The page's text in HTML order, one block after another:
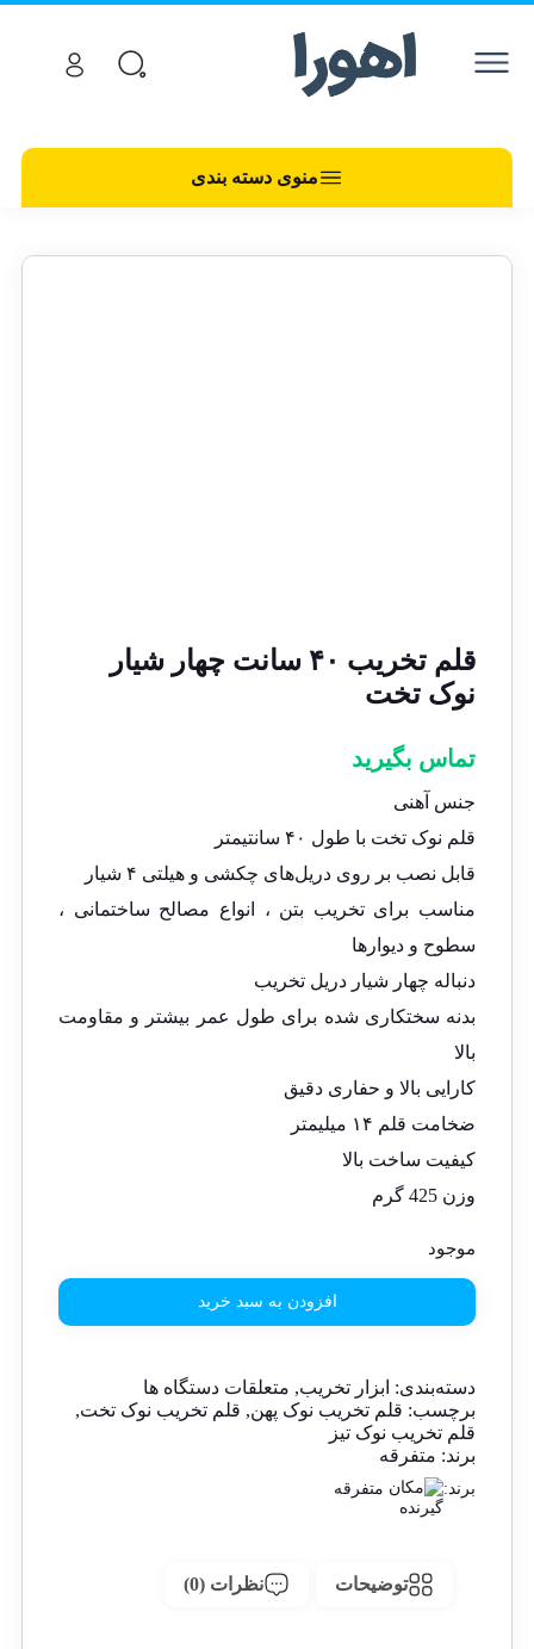
منوی دسته بندی
قلم تخریب ۴۰ سانت چهار شیار
نوک تخت
تماس بگیرید
جنس آهنی
قلم نوک تخت با طول ۴۰ سانتیمتر
قابل نصب بر روی دریل‌های چکشی و هیلتی ۴ شیار
مناسب برای تخریب بتن ، انواع مصالح ساختمانی ،
سطوح و دیوارها
دنباله چهار شیار دریل تخریب
بدنه سختکاری شده برای طول عمر بیشتر و مقاومت
بالا
کارایی بالا و حفاری دقیق
ضخامت قلم ۱۴ میلیمتر
کیفیت ساخت بالا
وزن 425 گرم
موجود
افزودن به سبد خرید
دسته‌بندی: ابزار تخریب, متعلقات دستگاه ها
برچسب: قلم تخریب نوک پهن, قلم تخریب نوک تخت,
قلم تخریب نوک تیز
برند: متفرقه
برند: متفرقه
توضیحات نظرات (0)